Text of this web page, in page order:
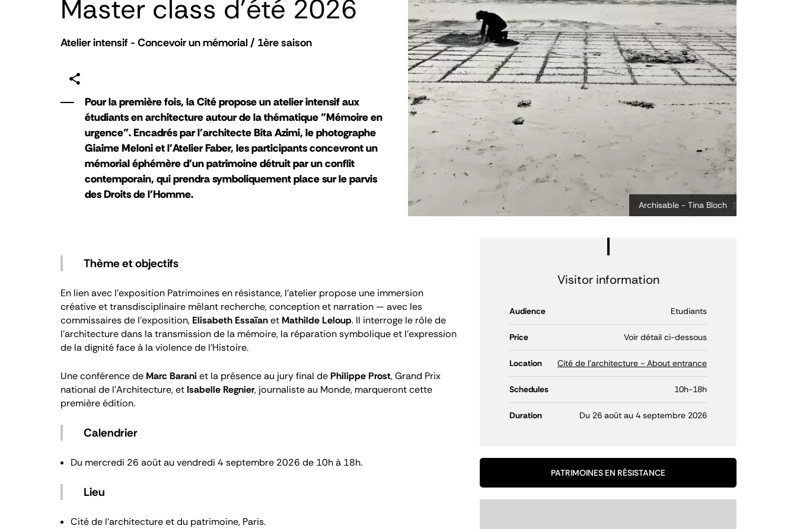
Master class d'été 2026
Atelier intensif - Concevoir un mémorial / 1ère saison
Pour la première fois, la Cité propose un atelier intensif aux
étudiants en architecture autour de la thématique "Mémoire en
urgence". Encadrés par l'architecte Bita Azimi, le photographe
Giaime Meloni et l'Atelier Faber, les participants concevront un
mémorial éphémère d'un patrimoine détruit par un conflit
contemporain, qui prendra symboliquement place sur le parvis
des Droits de l'Homme.
Archisable - Tina Bloch
Thème et objectifs
En lien avec l'exposition Patrimoines en résistance, l'atelier propose une immersion
créative et transdisciplinaire mêlant recherche, conception et narration — avec les
commissaires de l'exposition, Elisabeth Essaïanet Mathilde Leloup. Il interroge le rôle de
l'architecture dans la transmission de la mémoire, la réparation symbolique et l'expression
de la dignité face à la violence de l'Histoire.
Une conférence de Marc Barani et la présence au jury final de Philippe Prost, Grand Prix
national de l'Architecture, et Isabelle Regnier, journaliste au Monde, marqueront cette
première édition.
Calendrier
Du mercredi 26 août au vendredi 4 septembre 2026 de 10h à 18h.
Lieu
Cité de l'architecture et du patrimoine, Paris.
Visitor information
Audience Etudiants
Price Voir détail ci-dessous
Location Cité de l'architecture - About entrance
Schedules 10h-18h
Duration Du 26 août au 4 septembre 2026
PATRIMOINES EN RÉSISTANCE